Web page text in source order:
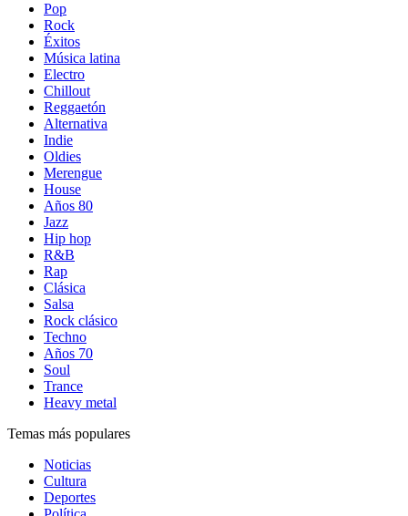
Pop
Rock
Éxitos
Música latina
Electro
Chillout
Reggaetón
Alternativa
Indie
Oldies
Merengue
House
Años 80
Jazz
Hip hop
R&B
Rap
Clásica
Salsa
Rock clásico
Techno
Años 70
Soul
Trance
Heavy metal
Temas más populares
Noticias
Cultura
Deportes